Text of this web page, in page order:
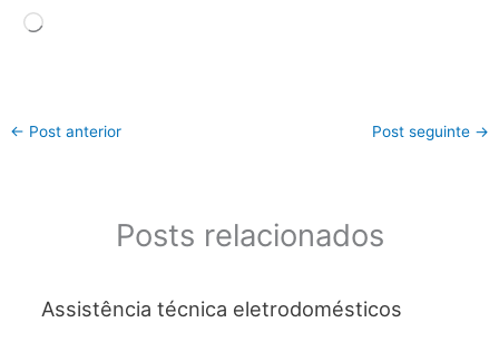
Carregando...
← Post anterior Post seguinte →
Posts relacionados
Assistência técnica eletrodomésticos